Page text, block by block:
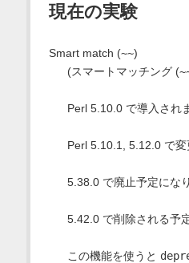
現在の実験
Smart match (~~)
(スマートマッチング (
Perl 5.10.0 で導入され
Perl 5.10.1, 5.12.0 で変
5.38.0 で廃止予定にな
5.42.0 で削除される予
この機能を使うと